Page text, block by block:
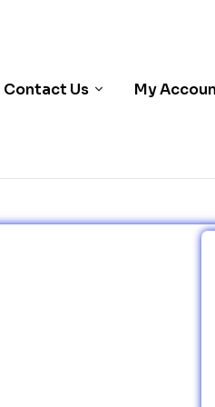
Contact Us My